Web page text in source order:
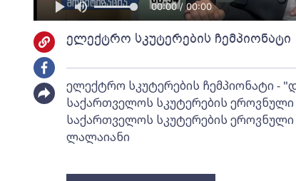
00:00 / 00:00
ელექტრო სკუტერების ჩემპიონატი
ელექტრო სკუტერების ჩემპიონატი -
საქართველოს სკუტერების
საქართველოს სკუტერების
ლალაიანი